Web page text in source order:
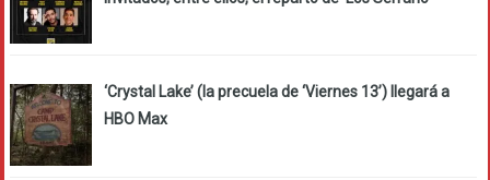
‘Crystal Lake’ (la precuela de ‘Viernes 13’) llegará a
HBO Max